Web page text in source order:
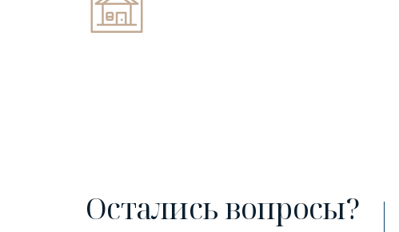
Остались вопросы?